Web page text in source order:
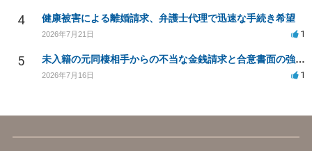
4 健康被害による離婚請求、弁護士代理で迅速な手続き希望
2026年7月21日 1
5 未入籍の元同棲相手からの不当な金銭請求と合意書面の強要について
2026年7月16日 1